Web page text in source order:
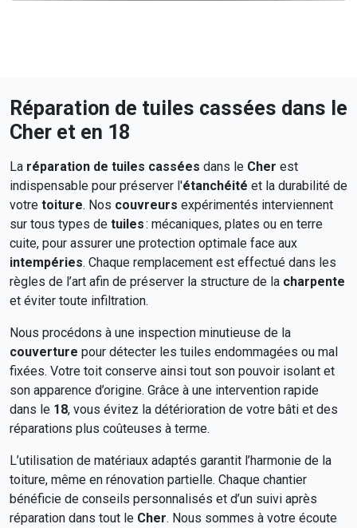
Réparation de tuiles cassées dans le
Cher et en 18
La réparation de tuiles cassées dans le Cher est
indispensable pour préserver l'étanchéité et la durabilité de
votre toiture. Nos couvreurs expérimentés interviennent
sur tous types de tuiles: mécaniques, plates ou en terre
cuite, pour assurer une protection optimale face aux
intempéries. Chaque remplacement est effectué dans les
règles de l’art afin de préserver la structure de la charpente
et éviter toute infiltration.
Nous procédons à une inspection minutieuse de la
couverture pour détecter les tuiles endommagées ou mal
fixées. Votre toit conserve ainsi tout son pouvoir isolant et
son apparence d’origine. Grâce à une intervention rapide
dans le 18, vous évitez la détérioration de votre bâti et des
réparations plus coûteuses à terme.
L’utilisation de matériaux adaptés garantit l’harmonie de la
toiture, même en rénovation partielle. Chaque chantier
bénéficie de conseils personnalisés et d’un suivi après
réparation dans tout le Cher. Nous sommes à votre écoute